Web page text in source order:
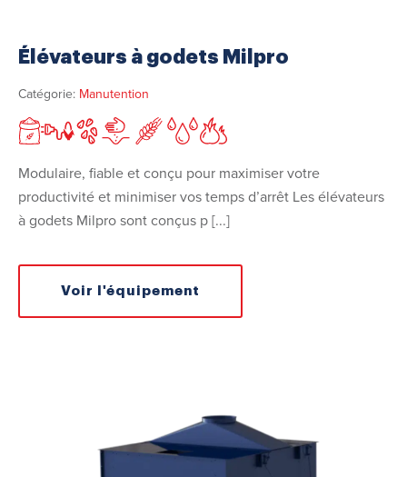
Élévateurs à godets Milpro
Catégorie: Manutention
Modulaire, fiable et conçu pour maximiser votre
productivité et minimiser vos temps d’arrêt Les élévateurs
à godets Milpro sont conçus p [...]
Voir l'équipement